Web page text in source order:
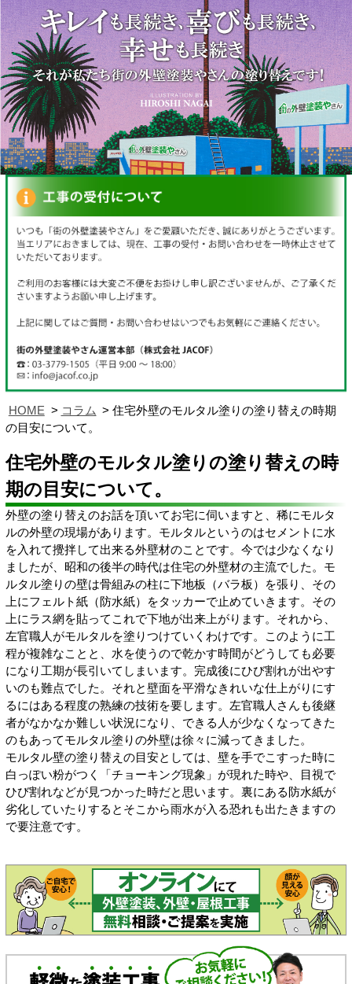
HOME コラム
住宅外壁のモルタル塗りの塗り替えの時期
の目安について。
住宅外壁のモルタル塗りの塗り替えの時
期の目安について。
外壁の塗り替えのお話を頂いてお宅に伺いますと、稀にモルタ
ルの外壁の現場があります。モルタルというのはセメントに水
を入れて攪拌して出来る外壁材のことです。今では少なくなり
ましたが、昭和の後半の時代は住宅の外壁材の主流でした。モ
ルタル塗りの壁は骨組みの柱に下地板（バラ板）を張り、その
上にフェルト紙（防水紙）をタッカーで止めていきます。その
上にラス網を貼ってこれで下地が出来上がります。それから、
左官職人がモルタルを塗りつけていくわけです。このように工
程が複雑なことと、水を使うので乾かす時間がどうしても必要
になり工期が長引いてしまいます。完成後にひび割れが出やす
いのも難点でした。それと壁面を平滑なきれいな仕上がりにす
るにはある程度の熟練の技術を要します。左官職人さんも後継
者がなかなか難しい状況になり、できる人が少なくなってきた
のもあってモルタル塗りの外壁は徐々に減ってきました。
モルタル壁の塗り替えの目安としては、壁を手でこすった時に
白っぽい粉がつく「チョーキング現象」が現れた時や、目視で
ひび割れなどが見つかった時だと思います。裏にある防水紙が
劣化していたりするとそこから雨水が入る恐れも出たきますの
で要注意です。